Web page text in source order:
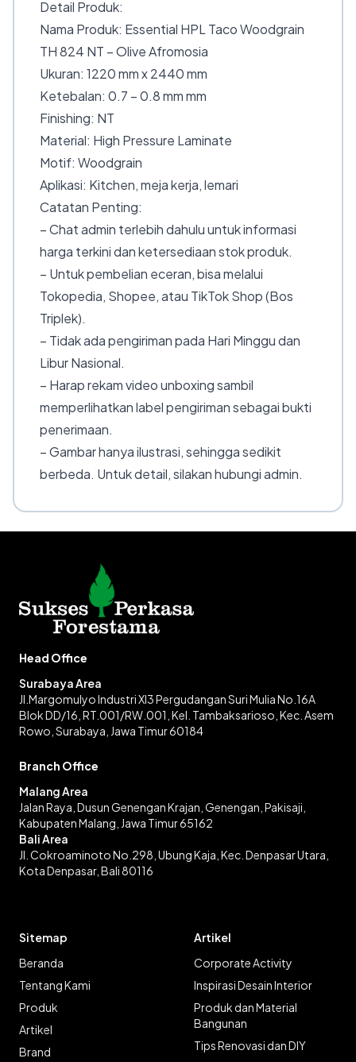
Detail Produk:
Nama Produk: Essential HPL Taco Woodgrain
TH 824 NT – Olive Afromosia
Ukuran: 1220 mm x 2440 mm
Ketebalan: 0.7 – 0.8 mm mm
Finishing: NT
Material: High Pressure Laminate
Motif: Woodgrain
Aplikasi: Kitchen, meja kerja, lemari
Catatan Penting:
– Chat admin terlebih dahulu untuk informasi
harga terkini dan ketersediaan stok produk.
– Untuk pembelian eceran, bisa melalui
Tokopedia, Shopee, atau TikTok Shop (Bos
Triplek).
– Tidak ada pengiriman pada Hari Minggu dan
Libur Nasional.
– Harap rekam video unboxing sambil
memperlihatkan label pengiriman sebagai bukti
penerimaan.
– Gambar hanya ilustrasi, sehingga sedikit
berbeda. Untuk detail, silakan hubungi admin.
Head Office
Surabaya Area
Jl.Margomulyo Industri XI3 Pergudangan Suri Mulia No.16A
Blok DD/16, RT.001/RW.001, Kel. Tambaksarioso, Kec. Asem
Rowo, Surabaya, Jawa Timur 60184
Branch Office
Malang Area
Jalan Raya, Dusun Genengan Krajan, Genengan, Pakisaji,
Kabupaten Malang, Jawa Timur 65162
Bali Area
Jl. Cokroaminoto No.298, Ubung Kaja, Kec. Denpasar Utara,
Kota Denpasar, Bali 80116
Sitemap
Beranda
Tentang Kami
Produk
Artikel
Brand
Artikel
Corporate Activity
Inspirasi Desain Interior
Produk dan Material
Bangunan
Tips Renovasi dan DIY